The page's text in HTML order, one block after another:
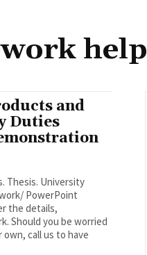
help
and
Duties
Thesis. University
PowerPoint
the details,
Should you be worried
call us to have